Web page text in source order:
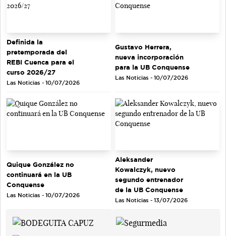
Definida la
pretemporada del
REBI Cuenca para el
curso 2026/27
Las Noticias - 10/07/2026
Gustavo Herrera,
nueva incorporación
para la UB Conquense
Las Noticias - 10/07/2026
Quique González no
continuará en la UB
Conquense
Las Noticias - 10/07/2026
Aleksander
Kowalczyk, nuevo
segundo entrenador
de la UB Conquense
Las Noticias - 13/07/2026